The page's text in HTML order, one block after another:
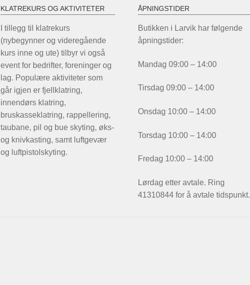
KLATREKURS OG AKTIVITETER
I tillegg til klatrekurs
(nybegynner og videregående
kurs inne og ute) tilbyr vi også
event for bedrifter, foreninger og
lag. Populære aktiviteter som
går igjen er fjellklatring,
innendørs klatring,
bruskasseklatring, rappellering,
taubane, pil og bue skyting, øks-
og knivkasting, samt luftgevær
og luftpistolskyting.
ÅPNINGSTIDER
Butikken i Larvik har følgende
åpningstider:
Mandag 09:00 – 14:00
Tirsdag 09:00 – 14:00
Onsdag 10:00 – 14:00
Torsdag 10:00 – 14:00
Fredag 10:00 – 14:00
Lørdag etter avtale. Ring
41310844 for å avtale tidspunkt.